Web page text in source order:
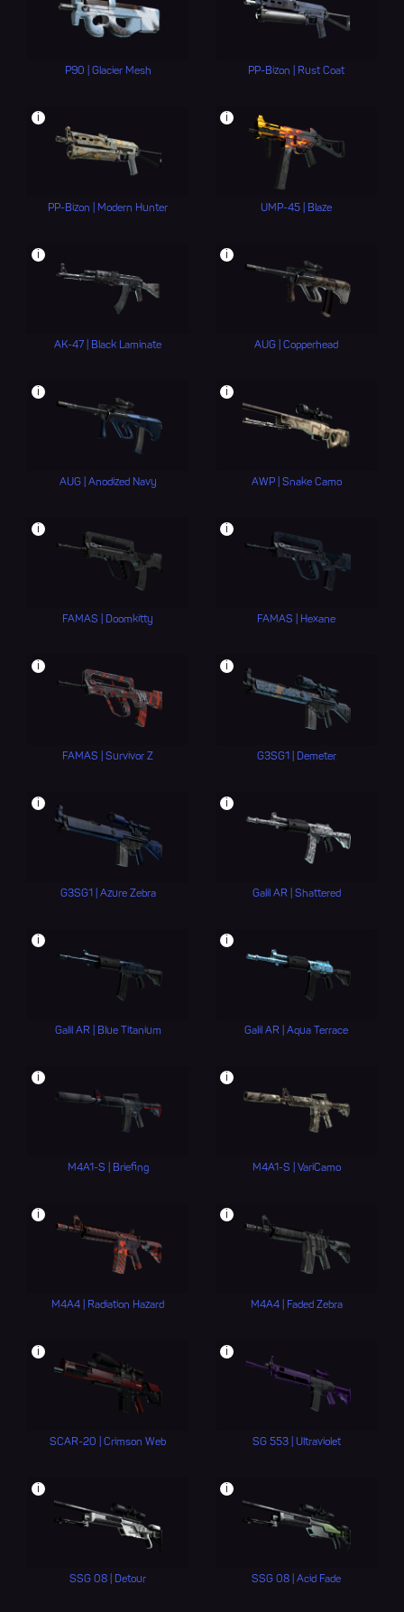
P90 | Glacier Mesh PP-Bizon | Rust Coat
i
PP-Bizon | Modern Hunter
i
UMP-45 | Blaze
i
AK-47 | Black Laminate
i
AUG | Copperhead
i
AUG | Anodized Navy
i
AWP | Snake Camo
i
FAMAS | Doomkitty
i
FAMAS | Hexane
i
FAMAS | Survivor Z
i
G3SG1 | Demeter
i
G3SG1 | Azure Zebra
i
Galil AR | Shattered
i
Galil AR | Blue Titanium
i
Galil AR | Aqua Terrace
i
M4A1-S | Briefing
i
M4A1-S | VariCamo
i
M4A4 | Radiation Hazard
i
M4A4 | Faded Zebra
i
SCAR-20 | Crimson Web
i
SG 553 | Ultraviolet
i
SSG 08 | Detour
i
SSG 08 | Acid Fade